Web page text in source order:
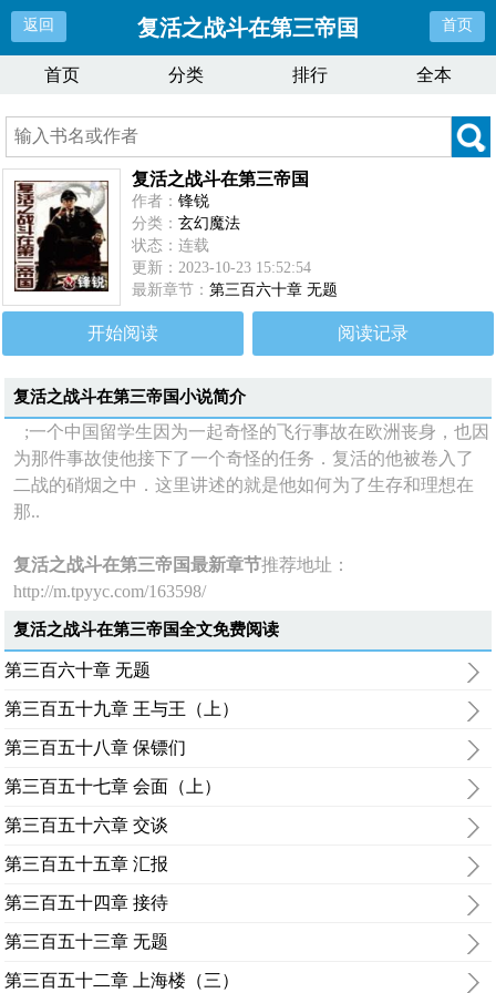
返回 复活之战斗在第三帝国 首页
首页 分类 排行 全本
复活之战斗在第三帝国
作者：锋锐
分类：玄幻魔法
状态：连载
更新：2023-10-23 15:52:54
最新章节：第三百六十章 无题
开始阅读 阅读记录
复活之战斗在第三帝国小说简介
;一个中国留学生因为一起奇怪的飞行事故在欧洲丧身，也因
为那件事故使他接下了一个奇怪的任务．复活的他被卷入了
二战的硝烟之中．这里讲述的就是他如何为了生存和理想在
那..
复活之战斗在第三帝国最新章节推荐地址：
http://m.tpyyc.com/163598/
复活之战斗在第三帝国全文免费阅读
第三百六十章 无题
第三百五十九章 王与王（上）
第三百五十八章 保镖们
第三百五十七章 会面（上）
第三百五十六章 交谈
第三百五十五章 汇报
第三百五十四章 接待
第三百五十三章 无题
第三百五十二章 上海楼（三）